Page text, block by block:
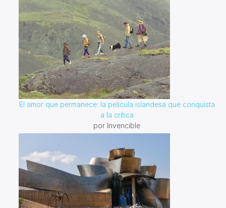
El amor que permanece: la película islandesa que conquista
a la crítica
por Invencible